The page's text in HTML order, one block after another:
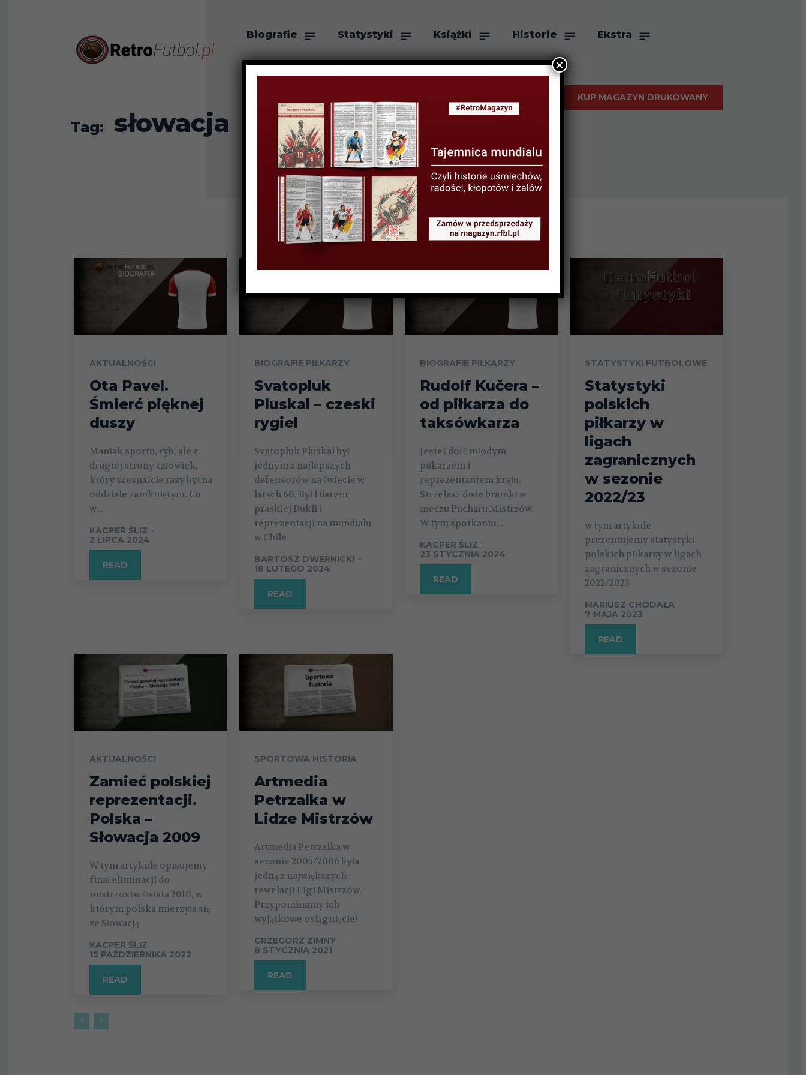
Biografie Statystyki Książki Historie Ekstra
O nas
KUP MAGAZYN DRUKOWANY
Tag: słowacja
AKTUALNOŚCI
Ota Pavel.
Śmierć pięknej
duszy
Maniak sportu, ryb, ale z
drugiej strony człowiek,
który szesnaście razy był na
oddziale zamkniętym. Co
w...
KACPER ŚLIZ -
2 LIPCA 2024
READ
BIOGRAFIE PIŁKARZY
Svatopluk
Pluskal – czeski
rygiel
Svatopluk Pluskal był
jednym z najlepszych
defensorów na świecie w
latach 60. Był filarem
praskiej Dukli i
reprezentacji na mundialu
w Chile
BARTOSZ DWERNICKI -
18 LUTEGO 2024
READ
BIOGRAFIE PIŁKARZY
Rudolf Kučera –
od piłkarza do
taksówkarza
Jesteś dość młodym
piłkarzem i
reprezentantem kraju.
Strzelasz dwie bramki w
meczu Pucharu Mistrzów.
W tym spotkaniu...
KACPER ŚLIZ -
23 STYCZNIA 2024
READ
STATYSTYKI FUTBOLOWE
Statystyki
polskich
piłkarzy w
ligach
zagranicznych
w sezonie
2022/23
w tym artykule
prezentujemy statystyki
polskich piłkarzy w ligach
zagranicznych w sezonie
2022/2023
MARIUSZ CHODAŁA -
7 MAJA 2023
READ
AKTUALNOŚCI
Zamieć polskiej
reprezentacji.
Polska –
Słowacja 2009
W tym artykule opisujemy
finał eliminacji do
mistrzostw świata 2010, w
którym polska mierzyła się
ze Słowacją
KACPER ŚLIZ -
15 PAŹDZIERNIKA 2022
READ
SPORTOWA HISTORIA
Artmedia
Petrzalka w
Lidze Mistrzów
Artmedia Petrzalka w
sezonie 2005/2006 była
jedną z największych
rewelacji Ligi Mistrzów.
Przypominamy ich
wyjątkowe osiągnięcie!
GRZEGORZ ZIMNY -
8 STYCZNIA 2021
READ
×